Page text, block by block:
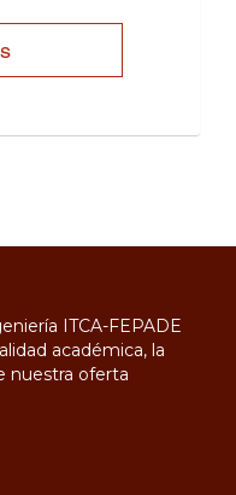
ITCA-FEPADE
académica, la
nuestra oferta